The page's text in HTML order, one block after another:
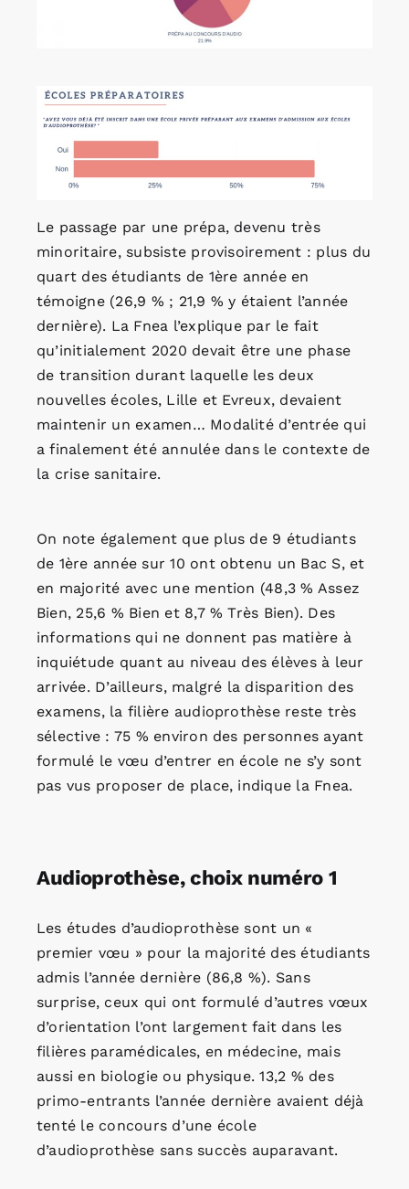
Le passage par une prépa, devenu très
minoritaire, subsiste provisoirement : plus du
quart des étudiants de 1ère année en
témoigne (26,9 % ; 21,9 % y étaient l’année
dernière). La Fnea l’explique par le fait
qu’initialement 2020 devait être une phase
de transition durant laquelle les deux
nouvelles écoles, Lille et Evreux, devaient
maintenir un examen… Modalité d’entrée qui
a finalement été annulée dans le contexte de
la crise sanitaire.
On note également que plus de 9 étudiants
de 1ère année sur 10 ont obtenu un Bac S, et
en majorité avec une mention (48,3 % Assez
Bien, 25,6 % Bien et 8,7 % Très Bien). Des
informations qui ne donnent pas matière à
inquiétude quant au niveau des élèves à leur
arrivée. D’ailleurs, malgré la disparition des
examens, la filière audioprothèse reste très
sélective : 75 % environ des personnes ayant
formulé le vœu d’entrer en école ne s’y sont
pas vus proposer de place, indique la Fnea.
Audioprothèse, choix numéro 1
Les études d’audioprothèse sont un «
premier vœu » pour la majorité des étudiants
admis l’année dernière (86,8 %). Sans
surprise, ceux qui ont formulé d’autres vœux
d’orientation l’ont largement fait dans les
filières paramédicales, en médecine, mais
aussi en biologie ou physique. 13,2 % des
primo-entrants l’année dernière avaient déjà
tenté le concours d’une école
d’audioprothèse sans succès auparavant.